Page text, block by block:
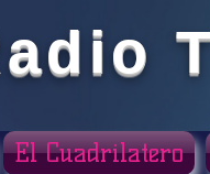
El Cuadrilatero